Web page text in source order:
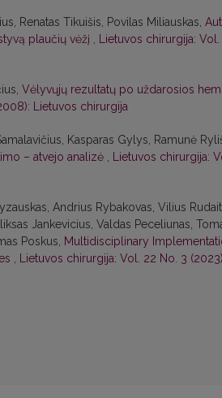
Renatas Tikuišis, Povilas Miliauskas,
plaučių vėžį , Lietuvos chirurgija:
Vėlyvųjų rezultatų po uždarosios
Lietuvos chirurgija
Kasparas Gylys, Ramunė
– atvejo analizė , Lietuvos chirurgija:
Andrius Rybakovas, Vilius
Jankevicius, Valdas Peceliunas,
Poskus, Multidisciplinary
, Lietuvos chirurgija: Vol. 22 No. 3